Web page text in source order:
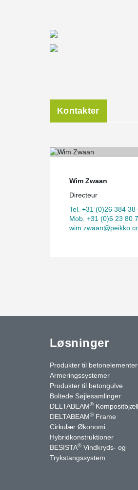
Kontakter
Wim Zwaan
Directeur
Tel. +31 (0)26 384 38
Mob. +31 (0)6 23 80
Løsninger
Produkter til betonelementer
Armeringssystemer
Produkter til betongulve
Boltede Søjlesamlinger
DELTABEAM®
DELTABEAM® Frame
Cirkulær Økonomi
Hybridkonstruktioner
BESISTA® Vindkryds- og
Trykstangssystem